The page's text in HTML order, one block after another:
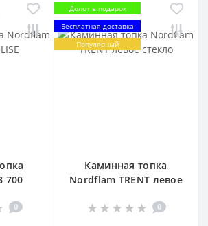
700
0
Долот в подарок
Бесплатная доставка
Популярный
Каминная топка
Nordflam TRENT левое
0